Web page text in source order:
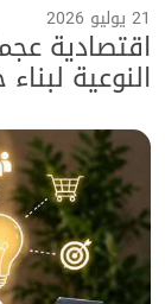
21 يوليو 2026
اقتصادية
النوعية
ضمن برنامج